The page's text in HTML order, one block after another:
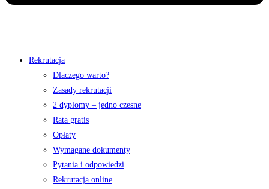
Rekrutacja
Dlaczego warto?
Zasady rekrutacji
2 dyplomy – jedno czesne
Rata gratis
Opłaty
Wymagane dokumenty
Pytania i odpowiedzi
Rekrutacja online